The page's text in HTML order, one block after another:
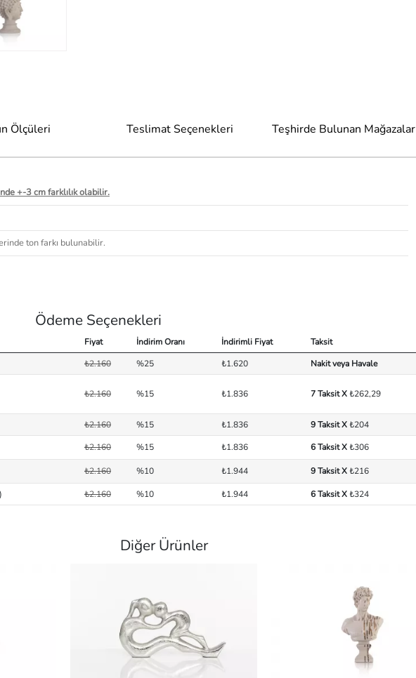
Ölçüleri Teslimat Seçenekleri Teşhirde Bulunan Mağazalar
+-3 cm farklılık olabilir.
ton farkı bulunabilir.
Ödeme Seçenekleri
Fiyat İndirim Oranı İndirimli Fiyat
Taksit
₺2.160 %25 ₺1.620 Nakit veya Havale
₺2.160 %15 ₺1.836 7 Taksit X₺262,29
₺2.160 %15 ₺1.836 9 Taksit X₺204
₺2.160 %15 ₺1.836 6 Taksit X₺306
₺2.160 %10 ₺1.944 9 Taksit X₺216
₺2.160 %10 ₺1.944 6 Taksit X₺324
Diğer Ürünler